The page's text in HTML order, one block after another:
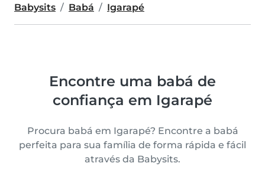
Babysits Babá Igarapé
Encontre uma babá de
confiança em Igarapé
Procura babá em Igarapé? Encontre a babá
perfeita para sua família de forma rápida e fácil
através da Babysits.